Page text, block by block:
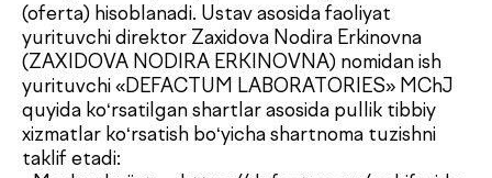
Dush–Juma: 08:00–18:00, Shanba: 08:00–16:00
taklif etadi:
• Mazkur hujjat — https://defactum.uz/ sahifasida
Internet tarmog‘ida e’lon qilingan ommaviy oferta
bo‘lib, tanishib chiqish uchun axborot stendida,
shuningdek boshqa usullar orqali taqdim etiladi va
Klinikaga tibbiy xizmat olish uchun murojaat qilgan
har bir Bemor/Buyurtmachiga nisbatan qo‘llaniladi.
• Mazkur ofertaning to‘liq va so‘zsiz aksepti
Bemor/Buyurtmachi tomonidan ushbu